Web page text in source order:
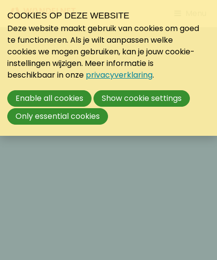
to
COOKIES OP DEZE WEBSITE
Deze website maakt gebruik van cookies om goed
te functioneren. Als je wilt aanpassen welke
cookies we mogen gebruiken, kan je jouw cookie-
instellingen wijzigen. Meer informatie is
beschikbaar in onze privacyverklaring.
Enable all cookies
Show cookie settings
Only essential cookies